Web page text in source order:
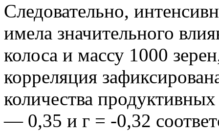
Следовательно,
имела значительного
колоса и массу 1000
корреляция
количества
— 0,35 и г = -0,32